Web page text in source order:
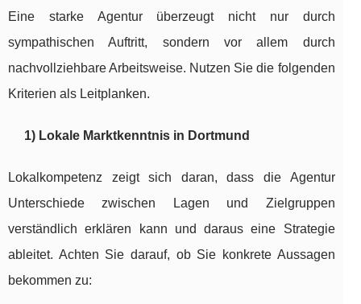
Eine starke Agentur überzeugt nicht nur durch
sympathischen Auftritt, sondern vor allem durch
nachvollziehbare Arbeitsweise. Nutzen Sie die folgenden
Kriterien als Leitplanken.
1) Lokale Marktkenntnis in Dortmund
Lokalkompetenz zeigt sich daran, dass die Agentur
Unterschiede zwischen Lagen und Zielgruppen
verständlich erklären kann und daraus eine Strategie
ableitet. Achten Sie darauf, ob Sie konkrete Aussagen
bekommen zu: